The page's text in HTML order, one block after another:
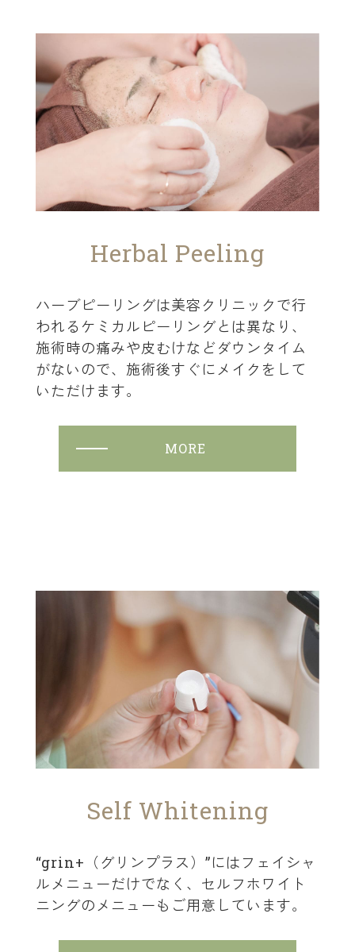
Herbal Peeling
ハーブピーリングは美容クリニックで行
われるケミカルピーリングとは異なり、
施術時の痛みや皮むけなどダウンタイム
がないので、施術後すぐにメイクをして
いただけます。
MORE
Self Whitening
“grin+（グリンプラス）”にはフェイシャ
ルメニューだけでなく、セルフホワイト
ニングのメニューもご用意しています。